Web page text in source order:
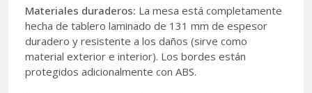
Materiales duraderos: La mesa está completamente
hecha de tablero laminado de 131 mm de espesor
duradero y resistente a los daños (sirve como
material exterior e interior). Los bordes están
protegidos adicionalmente con ABS.